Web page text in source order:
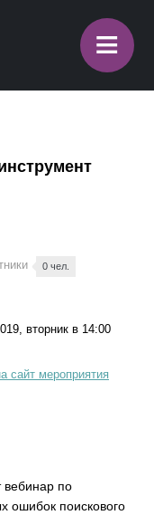
≡
0 чел.
вторник в 14:00
сайт мероприятия
вебинар по
ошибок поискового